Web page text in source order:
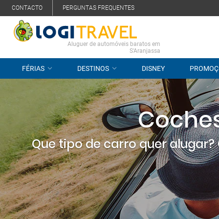
CONTACTO PERGUNTAS FREQUENTES
Aluguer de automóveis baratos em
S'Aranjassa
FÉRIAS DESTINOS DISNEY
Que tipo de carro quer